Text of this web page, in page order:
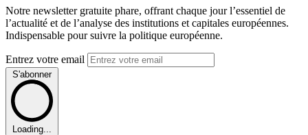
Notre newsletter gratuite phare, offrant chaque jour l’essentiel de
l’actualité et de l’analyse des institutions et capitales européennes.
Indispensable pour suivre la politique européenne.
Entrez votre email
S'abonner
Loading...